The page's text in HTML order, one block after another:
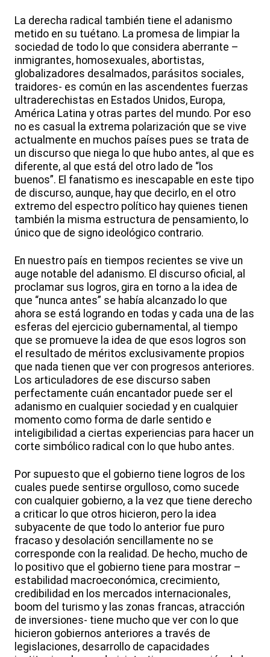
La derecha radical también tiene el adanismo
metido en su tuétano. La promesa de limpiar la
sociedad de todo lo que considera aberrante –
inmigrantes, homosexuales, abortistas,
globalizadores desalmados, parásitos sociales,
traidores- es común en las ascendentes fuerzas
ultraderechistas en Estados Unidos, Europa,
América Latina y otras partes del mundo. Por eso
no es casual la extrema polarización que se vive
actualmente en muchos países pues se trata de
un discurso que niega lo que hubo antes, al que es
diferente, al que está del otro lado de “los
buenos”. El fanatismo es inescapable en este tipo
de discurso, aunque, hay que decirlo, en el otro
extremo del espectro político hay quienes tienen
también la misma estructura de pensamiento, lo
único que de signo ideológico contrario.
En nuestro país en tiempos recientes se vive un
auge notable del adanismo. El discurso oficial, al
proclamar sus logros, gira en torno a la idea de
que “nunca antes” se había alcanzado lo que
ahora se está logrando en todas y cada una de las
esferas del ejercicio gubernamental, al tiempo
que se promueve la idea de que esos logros son
el resultado de méritos exclusivamente propios
que nada tienen que ver con progresos anteriores.
Los articuladores de ese discurso saben
perfectamente cuán encantador puede ser el
adanismo en cualquier sociedad y en cualquier
momento como forma de darle sentido e
inteligibilidad a ciertas experiencias para hacer un
corte simbólico radical con lo que hubo antes.
Por supuesto que el gobierno tiene logros de los
cuales puede sentirse orgulloso, como sucede
con cualquier gobierno, a la vez que tiene derecho
a criticar lo que otros hicieron, pero la idea
subyacente de que todo lo anterior fue puro
fracaso y desolación sencillamente no se
corresponde con la realidad. De hecho, mucho de
lo positivo que el gobierno tiene para mostrar –
estabilidad macroeconómica, crecimiento,
credibilidad en los mercados internacionales,
boom del turismo y las zonas francas, atracción
de inversiones- tiene mucho que ver con lo que
hicieron gobiernos anteriores a través de
legislaciones, desarrollo de capacidades